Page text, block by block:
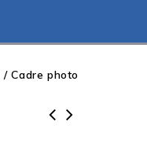
/Cadre photo